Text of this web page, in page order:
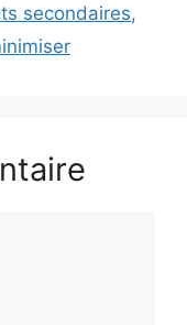
secondaires,